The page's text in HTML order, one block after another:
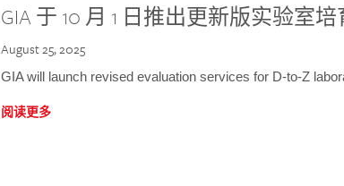
GIA 于 10 月 1 日推出更新版实验室
August 25, 2025
GIA will launch revised evaluation services for D-to-Z
阅读更多